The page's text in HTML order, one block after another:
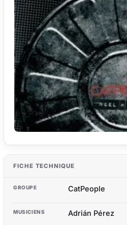
FICHE TECHNIQUE
GROUPE CatPeople
MUSICIENS
Adrián Pérez